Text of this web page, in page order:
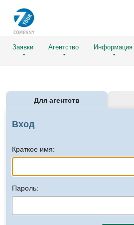
Заявки Агентство Информация
Для агентств
Вход
Краткое имя:
Пароль: